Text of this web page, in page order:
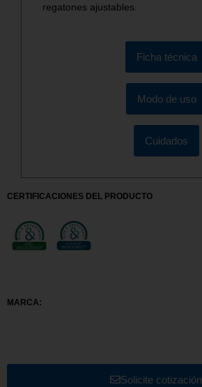
regatones ajustables.
Ficha técnica
Modo de uso
Cuidados
CERTIFICACIONES DEL PRODUCTO
MARCA:
Solicite cotización